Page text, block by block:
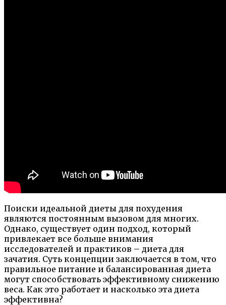
Поиски идеальной диеты для похудения
являются постоянным вызовом для многих.
Однако, существует один подход, который
привлекает все больше внимания
исследователей и практиков – диета для
зачатия. Суть концепции заключается в том, что
правильное питание и балансированная диета
могут способствовать эффективному снижению
веса. Как это работает и насколько эта диета
эффективна?